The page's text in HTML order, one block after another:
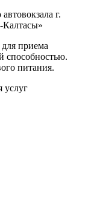
г.
приема
способностью.
питания.
услуг